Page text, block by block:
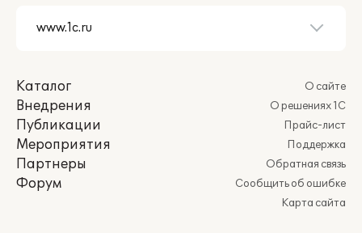
Каталог
Внедрения
Публикации
Мероприятия
Партнеры
Форум
О сайте
О решениях 1С
Прайс-лист
Поддержка
Обратная связь
Сообщить об ошибке
Карта сайта